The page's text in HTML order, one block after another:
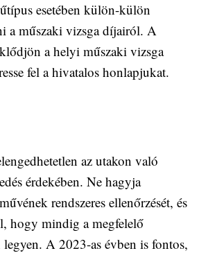
esetében külön-külön
a műszaki vizsga díjairól. A
a helyi műszaki vizsga
fel a hivatalos honlapjukat.
az utakon való
érdekében. Ne hagyja
rendszeres ellenőrzését, és
hogy mindig a megfelelő
A 2023-as évben is fontos,